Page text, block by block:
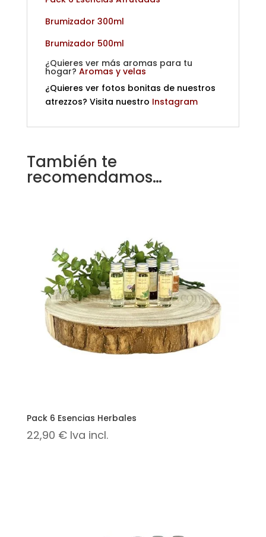
Brumizador 300ml
Brumizador 500ml
¿Quieres ver más aromas para tu
hogar? Aromas y velas
¿Quieres ver fotos bonitas de nuestros
atrezzos? Visita nuestro Instagram
También te
recomendamos…
Pack 6 Esencias Herbales
22,90 € Iva incl.